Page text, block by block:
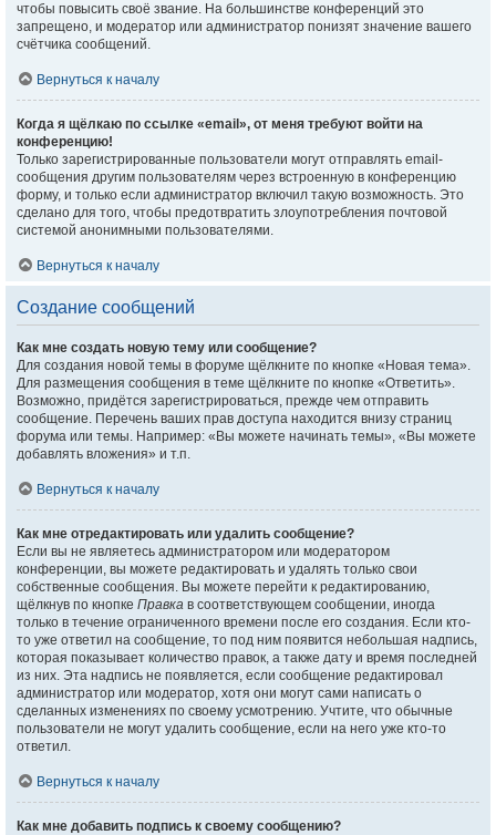
чтобы повысить своё звание. На большинстве конференций это
запрещено, и модератор или администратор понизят значение вашего
счётчика сообщений.
Вернуться к началу
Когда я щёлкаю по ссылке «email», от меня требуют войти на
конференцию!
Только зарегистрированные пользователи могут отправлять email-
сообщения другим пользователям через встроенную в конференцию
форму, и только если администратор включил такую возможность. Это
сделано для того, чтобы предотвратить злоупотребления почтовой
системой анонимными пользователями.
Вернуться к началу
Создание сообщений
Как мне создать новую тему или сообщение?
Для создания новой темы в форуме щёлкните по кнопке «Новая тема».
Для размещения сообщения в теме щёлкните по кнопке «Ответить».
Возможно, придётся зарегистрироваться, прежде чем отправить
сообщение. Перечень ваших прав доступа находится внизу страниц
форума или темы. Например: «Вы можете начинать темы», «Вы можете
добавлять вложения» и т.п.
Вернуться к началу
Как мне отредактировать или удалить сообщение?
Если вы не являетесь администратором или модератором
конференции, вы можете редактировать и удалять только свои
собственные сообщения. Вы можете перейти к редактированию,
щёлкнув по кнопке Правка в соответствующем сообщении, иногда
только в течение ограниченного времени после его создания. Если кто-
то уже ответил на сообщение, то под ним появится небольшая надпись,
которая показывает количество правок, а также дату и время последней
из них. Эта надпись не появляется, если сообщение редактировал
администратор или модератор, хотя они могут сами написать о
сделанных изменениях по своему усмотрению. Учтите, что обычные
пользователи не могут удалить сообщение, если на него уже кто-то
ответил.
Вернуться к началу
Как мне добавить подпись к своему сообщению?